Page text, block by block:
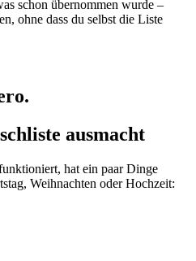
schon übernommen wurde –
ohne dass du selbst die Liste
ausmacht
hat ein paar Dinge
Weihnachten oder Hochzeit: